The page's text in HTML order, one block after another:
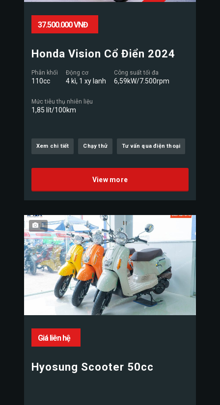
37.500.000 VNĐ
Honda Vision Cổ Điển 2024
Phân khối
110cc
Động cơ
4 kì, 1 xy lanh
Công suất tối đa
6,59kW/7.500rpm
Mức tiêu thụ nhiên liệu
1,85 lít/100km
Xem chi tiết Chạy thử Tư vấn qua điện thoại
View more
1
Giá liên hệ
Hyosung Scooter 50cc